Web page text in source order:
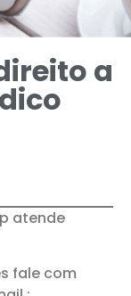
a
atende
fale com